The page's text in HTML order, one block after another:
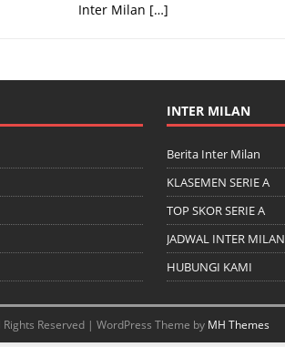
Inter Milan […]
INTER MILAN
Berita Inter Milan
KLASEMEN SERIE A
TOP SKOR SERIE A
JADWAL INTER MILAN
HUBUNGI KAMI
Reserved | WordPress Theme by MH Themes